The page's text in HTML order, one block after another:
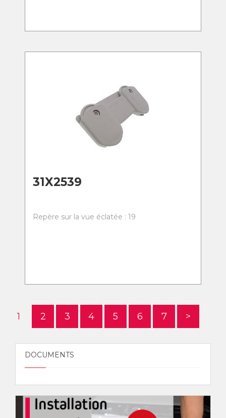
31X2539
Repère sur la vue éclatée : 19
1 2 3 4 5 6 7 >
DOCUMENTS